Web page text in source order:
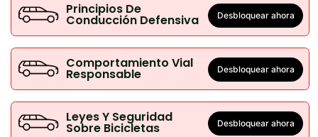
Principios De
Conducción Defensiva Desbloquear ahora
Comportamiento Vial
Responsable Desbloquear ahora
Leyes Y Seguridad
Sobre Bicicletas Desbloquear ahora